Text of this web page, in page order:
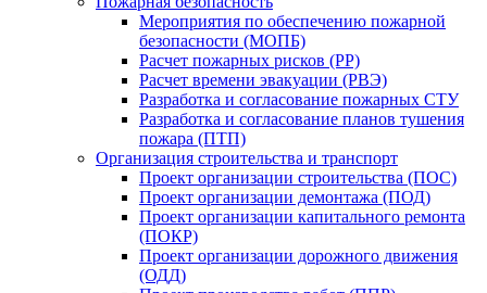
Мероприятия по обеспечению пожарной
безопасности (МОПБ)
Расчет пожарных рисков (РР)
Расчет времени эвакуации (РВЭ)
Разработка и согласование пожарных СТУ
Разработка и согласование планов тушения
пожара (ПТП)
Организация строительства и транспорт
Проект организации строительства (ПОС)
Проект организации демонтажа (ПОД)
Проект организации капитального ремонта
(ПОКР)
Проект организации дорожного движения
(ОДД)